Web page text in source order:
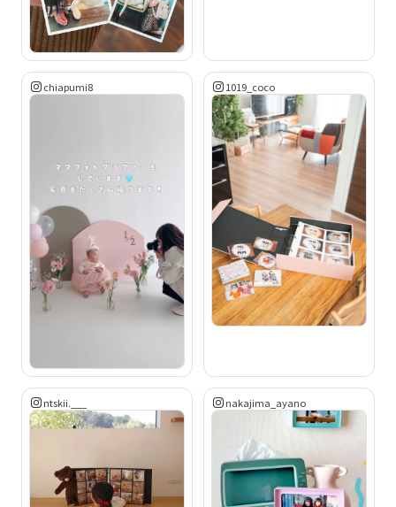
chiapumi8 1019_coco
ntskii.___ nakajima_ayano